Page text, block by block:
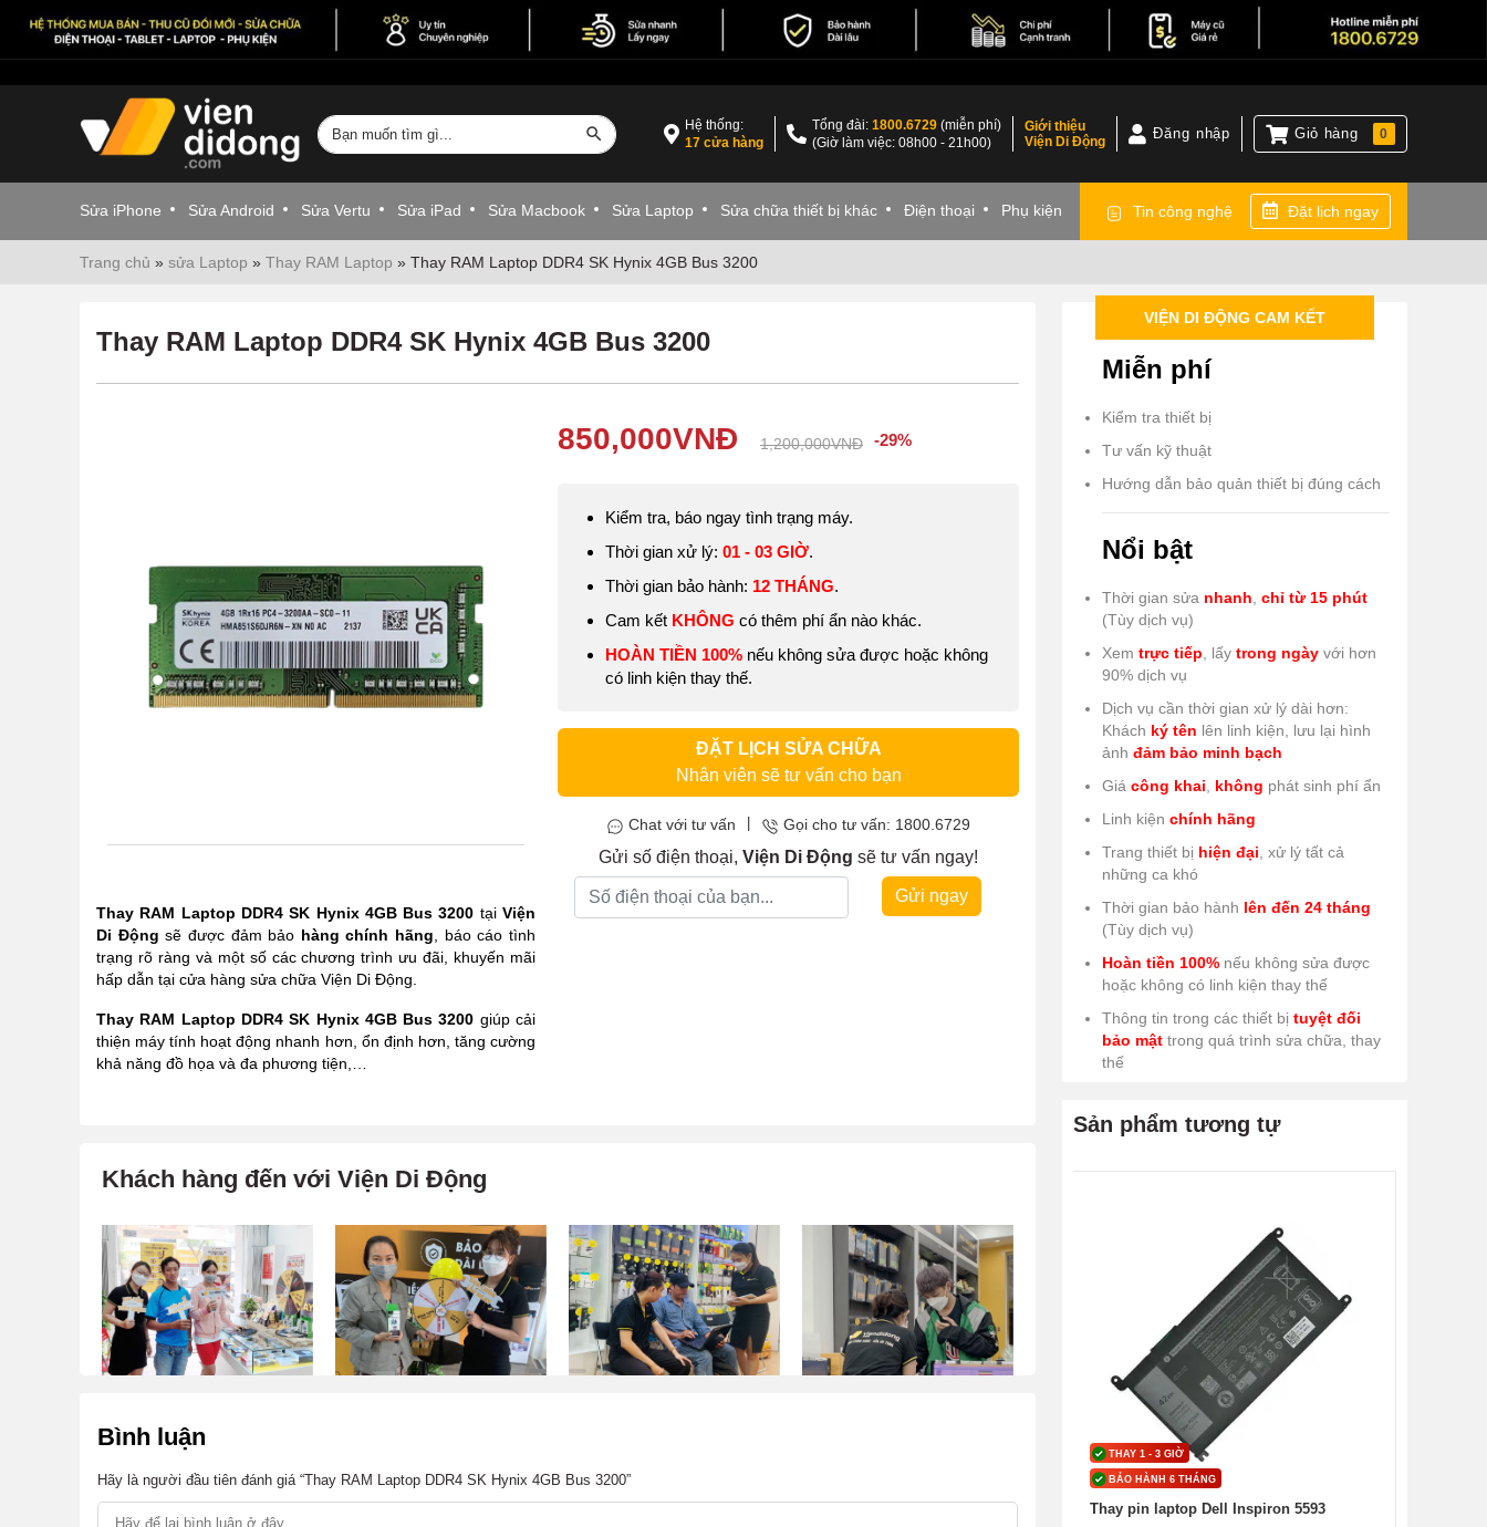
Hệ thống:
17 cửa hàng
Tổng đài:1800.6729 (miễn phí)
(Giờ làm việc: 08h00 - 21h00)
Giới thiệu
Viện Di Động
Đăng nhập Giỏ hàng 0
Sửa iPhone Sửa Android Sửa Vertu Sửa iPad Sửa Macbook Sửa Laptop Sửa chữa thiết bị khác Điện thoại Phụ kiện Tin công nghệ Đặt lịch ngay
Trang chủ » sửa Laptop » Thay RAM Laptop » Thay RAM Laptop DDR4 SK Hynix 4GB Bus 3200
Thay RAM Laptop DDR4 SK Hynix 4GB Bus 3200
Thay RAM Laptop DDR4 SK Hynix 4GB Bus 3200 tạiViện
Di Động sẽ được đảm bảo hàng chính hãng , báo cáo tình
trạng rõ ràng và một số các chương trình ưu đãi, khuyến mãi
hấp dẫn tại cửa hàng sửa chữa Viện Di Động.
Thay RAM Laptop DDR4 SK Hynix 4GB Bus 3200 giúp cải
thiện máy tính hoạt động nhanh hơn, ổn định hơn, tăng cường
khả năng đồ họa và đa phương tiện,…
850,000VNĐ 1,200,000VNĐ -29%
Kiểm tra, báo ngay tình trạng máy.
Thời gian xử lý: 01 - 03 GIỜ.
Thời gian bảo hành: 12 THÁNG.
Cam kết KHÔNG có thêm phí ẩn nào khác.
HOÀN TIỀN 100% nếu không sửa được hoặc không
có linh kiện thay thế.
ĐẶT LỊCH SỬA CHỮA
Nhân viên sẽ tư vấn cho bạn
Chat với tư vấn Gọi cho tư vấn: 1800.6729
Gửi số điện thoại, Viện Di Động sẽ tư vấn ngay!
Gửi ngay
Khách hàng đến với Viện Di Động
Bình luận
Hãy là người đầu tiên đánh giá “Thay RAM Laptop DDR4 SK Hynix 4GB Bus 3200”
VIỆN DI ĐỘNG CAM KẾT
Miễn phí
Kiểm tra thiết bị
Tư vấn kỹ thuật
Hướng dẫn bảo quản thiết bị đúng cách
Nổi bật
Thời gian sửa nhanh chỉ từ 15 phút
(Tùy dịch vụ)
Xem trực tiếp , lấy trong ngày với hơn
90% dịch vụ
Dịch vụ cần thời gian xử lý dài hơn:
Khách ký tên lên linh kiện, lưu lại hình
ảnh đảm bảo minh bạch
Giá công khai không phát sinh phí ẩn
Linh kiện chính hãng
Trang thiết bị hiện đại , xử lý tất cả
những ca khó
Thời gian bảo hành lên đến 24 tháng
(Tùy dịch vụ)
Hoàn tiền 100% nếu không sửa được
hoặc không có linh kiện thay thế
Thông tin trong các thiết bị tuyệt đối
bảo mật trong quá trình sửa chữa, thay
thế
Sản phẩm tương tự
THAY 1 - 3 GIỜ
BẢO HÀNH 6 THÁNG
Thay pin laptop Dell Inspiron 5593